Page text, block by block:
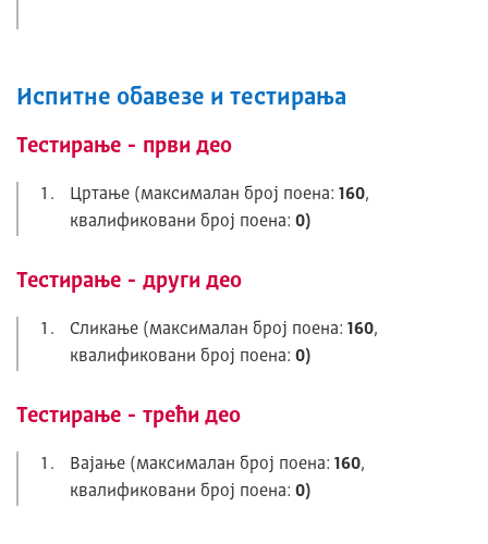
Испитне обавезе и тестирања
Тестирање - први део
Цртање (максималан број поена: 160,
квалификовани број поена: 0)
Тестирање - други део
Сликање (максималан број поена: 160,
квалификовани број поена: 0)
Тестирање - трећи део
Вајање (максималан број поена: 160,
квалификовани број поена: 0)